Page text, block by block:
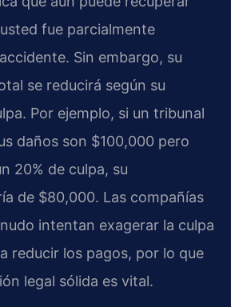
fue parcialmente
Sin embargo, su
se reducirá según su
Por ejemplo, si un tribunal
daños son $100,000 pero
20% de culpa, su
de $80,000. Las compañías
intentan exagerar la culpa
reducir los pagos, por lo que
legal sólida es vital.